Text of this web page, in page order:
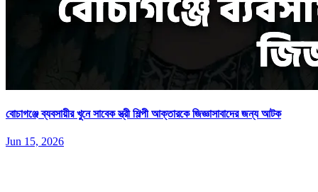
বোচাগঞ্জে ব্যবসায়ীর খুনে সাবেক স্ত্রী শিল্পী আক্তারকে জিজ্ঞাসাবাদের জন্য আটক
Jun 15, 2026